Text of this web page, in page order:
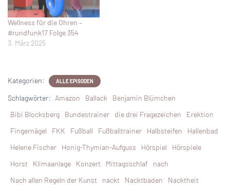
Wellness für die Ohren –
#rundfunk17 Folge 354
3. März 2025
Kategorien: ALLE EPISODEN
Schlagwörter: Amazon Ballack
Benjamin Blümchen
Bibi Blocksberg
Bundestrainer die drei Fragezeichen
Erektion
Fingernägel
FKK Fußball Fußballtrainer Halbsteifen
Hallenbad
Helene Fischer
Honig-Thymian-Aufguss Hörspiel
Hörspiele
Horst
Klimaanlage Konzert Mittagsschlaf
nach
Nach allen Regeln der Kunst
nackt Nacktbaden
Nacktheit